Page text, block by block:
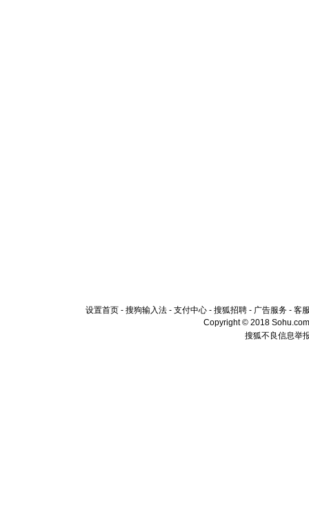
设置首页 - 搜狗输入法 - 支付中心 - 搜狐招聘 - 广告服务 - 客
Copyright © 2018
搜狐不良信息举